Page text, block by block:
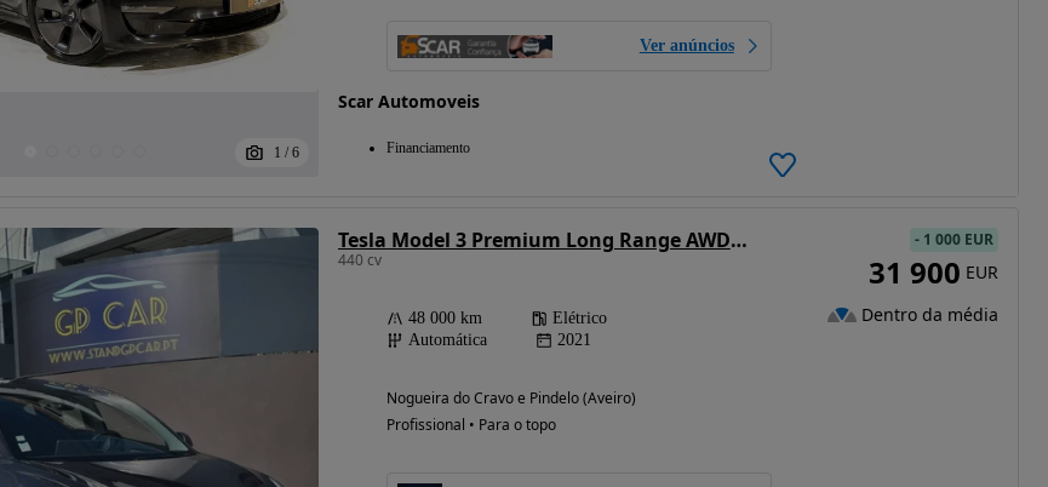
1 / 6
Ver anúncios
Scar Automoveis
Financiamento
Tesla Model 3 Premium Long Range AWD Dual Motor
440 cv
48 000 km
Elétrico
Automática
2021
Nogueira do Cravo e Pindelo (Aveiro)
Profissional • Para o topo
- 1 000 EUR
31 900 EUR
Dentro da média